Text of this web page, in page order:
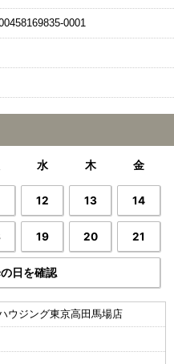
0001
水 木 金
12 13 14
19 20 21
日を確認
ウジング東京高田馬場店